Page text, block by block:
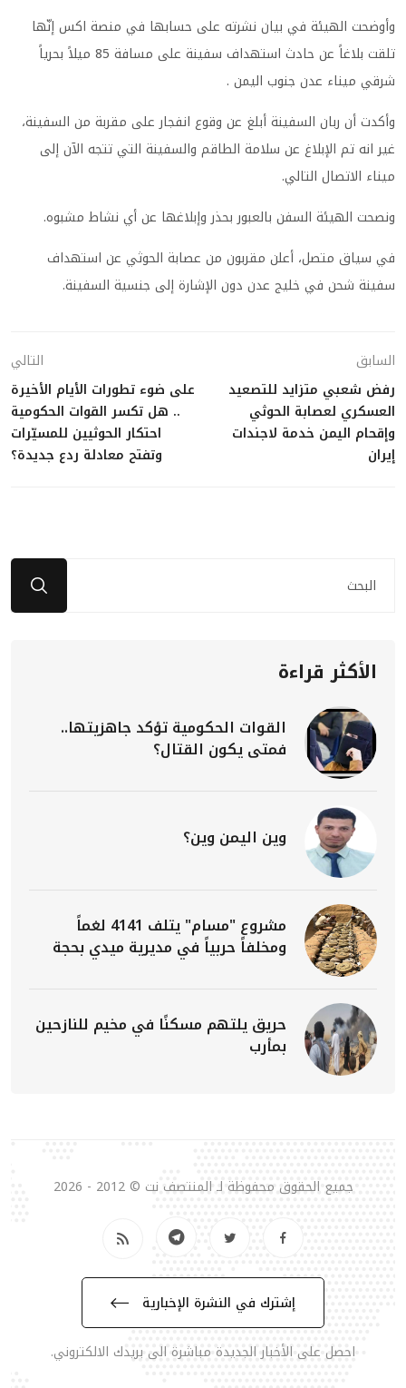
وأوضحت الهيئة في بيان نشرته على حسابها في منصة اكس إنّها
تلقت بلاغاً عن حادث استهداف سفينة على مسافة 85 ميلاً بحرياً
شرقي ميناء عدن جنوب اليمن .
وأكدت أن ربان السفينة أبلغ عن وقوع انفجار على مقربة من السفينة،
غير انه تم الإبلاغ عن سلامة الطاقم والسفينة التي تتجه الآن إلى
ميناء الاتصال التالي.
ونصحت الهيئة السفن بالعبور بحذر وإبلاغها عن أي نشاط مشبوه.
في سياق متصل، أعلن مقربون من عصابة الحوثي عن استهداف
سفينة شحن في خليج عدن دون الإشارة إلى جنسية السفينة.
السابق
رفض شعبي متزايد للتصعيد
العسكري لعصابة الحوثي
وإقحام اليمن خدمة لاجندات
إيران
التالي
على ضوء تطورات الأيام الأخيرة
.. هل تكسر القوات الحكومية
احتكار الحوثيين للمسيّرات
وتفتح معادلة ردع جديدة؟
الأكثر قراءة
القوات الحكومية تؤكد جاهزيتها..
فمتى يكون القتال؟
وين اليمن وين؟
مشروع "مسام" يتلف 4141 لغماً
ومخلفاً حربياً في مديرية ميدي بحجة
حريق يلتهم مسكنًا في مخيم للنازحين
بمأرب
جميع الحقوق محفوظة لـ المنتصف نت © 2012 - 2026
إشترك في النشرة الإخبارية
احصل على الأخبار الجديدة مباشرة الى بريدك الالكتروني.